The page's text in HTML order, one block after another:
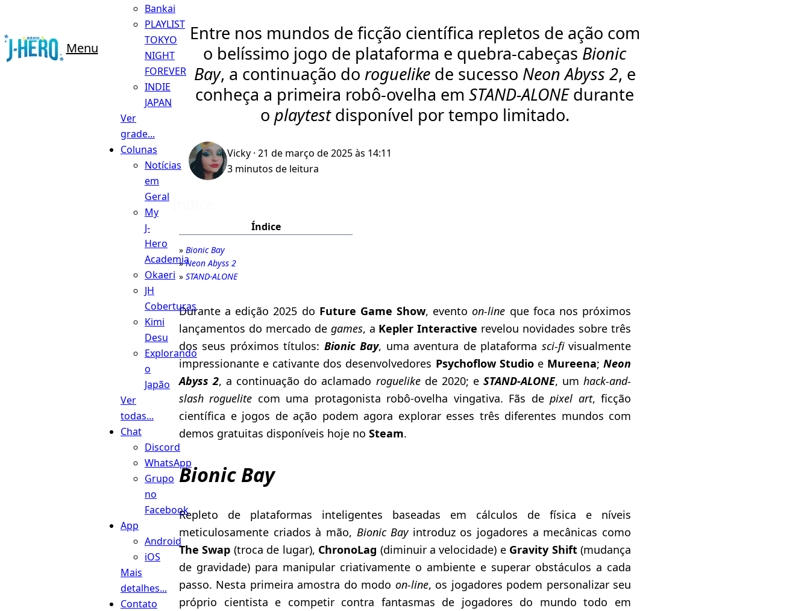
Menu
Bankai
PLAYLIST
TOKYO
NIGHT
FOREVER
INDIE
JAPAN
Ver
grade...
Colunas
Notícias
em
Geral
My
J-
Hero
Academia
Okaeri
JH
Coberturas
Kimi
Desu
Explorando
o
Japão
Ver
todas...
Chat
Discord
WhatsApp
Grupo
no
Facebook
App
Android
iOS
Mais
detalhes...
Contato
Entre nos mundos de ficção científica repletos de ação com
o belíssimo jogo de plataforma e quebra-cabeças Bionic
Bay, a continuação do roguelikede sucesso Neon Abyss 2, e
conheça a primeira robô-ovelha em STAND-ALONEdurante
o playtestdisponível por tempo limitado.
Vicky · 21 de março de 2025 às 14:11
3 minutos de leitura
Índice
Bionic Bay
Neon Abyss 2
STAND-ALONE
Durante a edição 2025 do Future Game Show, eventoon-line que foca nos próximos
lançamentos do mercado de games, a Kepler Interactive revelou novidades sobre três
dos seus próximos títulos: Bionic Bay, uma aventura de plataforma sci-fivisualmente
impressionante e cativante dos desenvolvedores Psychoflow Studioe Mureena;Neon
Abyss 2, a continuação do aclamado roguelikede 2020; e STAND-ALONE, umhack-and-
slash roguelite com uma protagonista robô-ovelha vingativa. Fãs depixel art, ficção
científica e jogos de ação podem agora explorar esses três diferentes mundos com
demos gratuitas disponíveis hoje no Steam.
Bionic Bay
Repleto de plataformas inteligentes baseadas em cálculos de física e níveis
meticulosamente criados à mão, Bionic Bayintroduz os jogadores a mecânicas como
The Swap (troca de lugar), ChronoLag (diminuir a velocidade) e Gravity Shift(mudança
de gravidade) para manipular criativamente o ambiente e superar obstáculos a cada
passo. Nesta primeira amostra do modo on-line, os jogadores podem personalizar seu
próprio cientista e competir contra fantasmas de jogadores do mundo todo em